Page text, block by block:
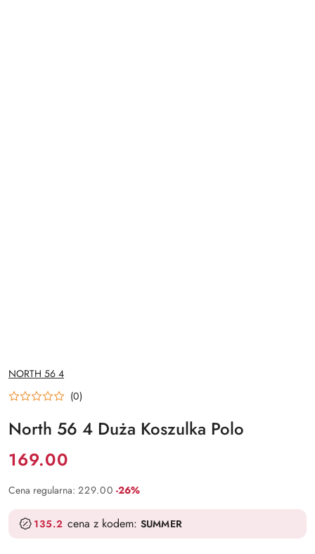
NAZWA
PRODUCENTA:
NORTH 56 4
(0)
North 56 4 Duża Koszulka Polo
Cena:
169.00
Cena regularna: 229.00 Rabat:
-26%
135.2 cena z kodem: SUMMER